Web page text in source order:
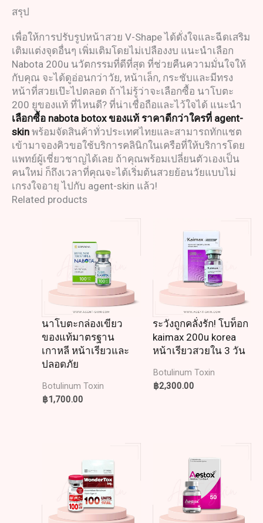
สรุป
เพื่อให้การปรับรูปหน้าสวย V-Shape ได้ดั่งใจและฉีดเสริม
เติมแต่งจุดอื่นๆ เพิ่มเติมโดยไม่เปลืองงบ แนะนำเลือก
Nabota 200u นวัตกรรมที่ดีที่สุด ที่ช่วยคืนความมั่นใจให้
กับคุณ จะได้ดูอ่อนกว่าวัย, หน้าเล็ก, กระชับและมีทรง
หน้าที่สวยเป๊ะไปตลอด ถ้าไม่รู้ว่าจะเลือกซื้อ นาโบตะ
200 ยูของแท้ ที่ไหนดี? ที่น่าเชื่อถือและไว้ใจได้ แนะนำ
เลือกซื้อ nabota botox ของแท้ ราคาดีกว่าใครที่ agent-
skin พร้อมจัดสินค้าทั่วประเทศไทยและสามารถทักแชต
เข้ามาจองคิวขอใช้บริการคลินิกในเครือที่ให้บริการโดย
แพทย์ผู้เชี่ยวชาญได้เลย ถ้าคุณพร้อมเปลี่ยนตัวเองเป็น
คนใหม่ ก็ถึงเวลาที่คุณจะได้เริ่มต้นสวยย้อนวัยแบบไม่
เกรงใจอายุ ไปกับ agent-skin แล้ว!
Related products
นาโบตะกล่องเขียว
ของแท้มาตรฐาน
เกาหลี หน้าเรียวและ
ปลอดภัย
Botulinum Toxin
฿1,700.00
ระวังถูกคลั่งรัก! โบท็อก
kaimax 200u korea
หน้าเรียวสวยใน 3 วัน
Botulinum Toxin
฿2,300.00